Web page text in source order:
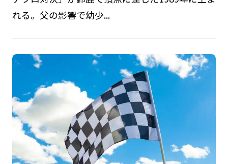
れる。父の影響で幼少...